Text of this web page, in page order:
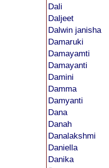
Dali
Daljeet
Dalwin janisha
Damaruki
Damayamti
Damayanti
Damini
Damma
Damyanti
Dana
Danah
Danalakshmi
Daniella
Danika